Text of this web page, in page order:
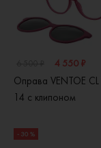
4 550 ₽
Оправа VENTOE
14 с клипоном
- 30 %